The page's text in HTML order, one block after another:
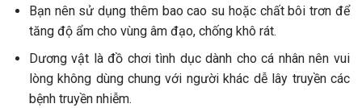
Bạn nên sử dụng thêm bao cao su hoặc chất bôi trơn để
tăng độ ẩm cho vùng âm đạo, chống khô rát.
Dương vật là đồ chơi tình dục dành cho cá nhân nên vui
lòng không dùng chung với người khác dễ lây truyền các
bệnh truyền nhiễm.